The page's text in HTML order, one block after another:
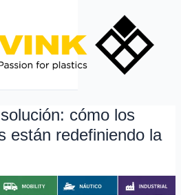
cómo los
están redefiniendo la